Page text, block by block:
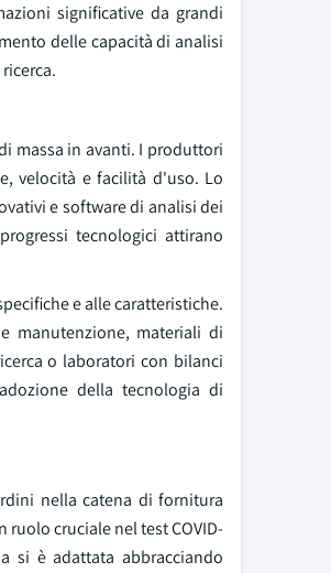
significative da grandi
delle capacità di analisi
massa in avanti. I produttori
velocità e facilità d'uso. Lo
e software di analisi dei
tecnologici attirano
e alle caratteristiche.
manutenzione, materiali di
o laboratori con bilanci
della tecnologia di
nella catena di fornitura
cruciale nel test COVID-
si è adattata abbracciando